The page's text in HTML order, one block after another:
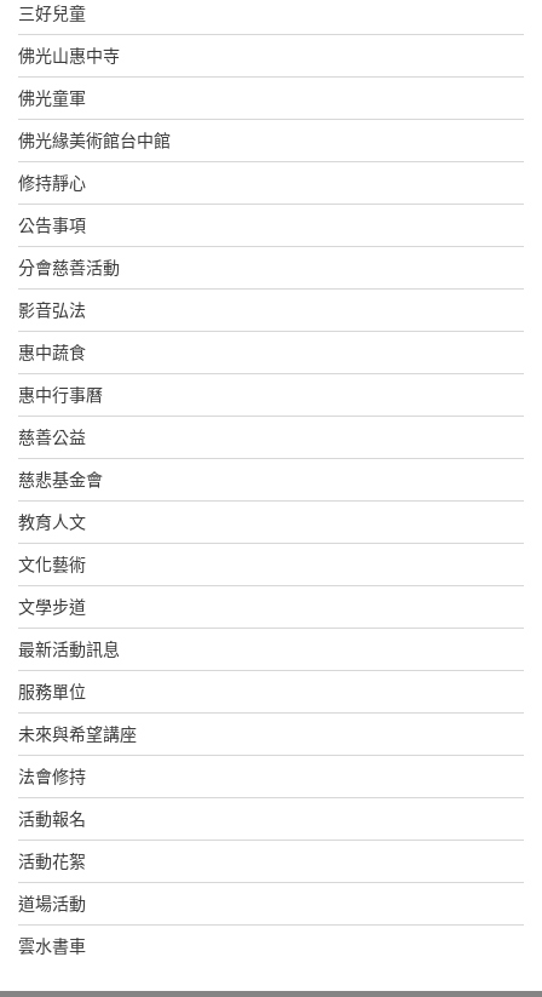
三好兒童
佛光山惠中寺
佛光童軍
佛光緣美術館台中館
修持靜心
公告事項
分會慈善活動
影音弘法
惠中蔬食
惠中行事曆
慈善公益
慈悲基金會
教育人文
文化藝術
文學步道
最新活動訊息
服務單位
未來與希望講座
法會修持
活動報名
活動花絮
道場活動
雲水書車